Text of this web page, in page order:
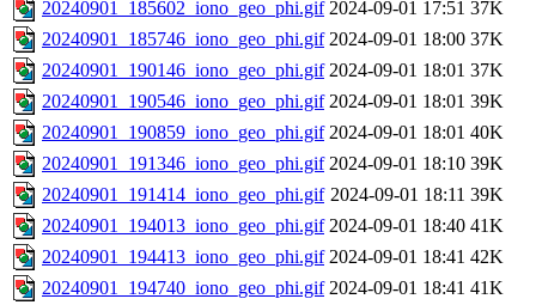
20240901_185602_iono_geo_phi.gif 2024-09-01 17:51 37K
20240901_185746_iono_geo_phi.gif 2024-09-01 18:00 37K
20240901_190146_iono_geo_phi.gif 2024-09-01 18:01 37K
20240901_190546_iono_geo_phi.gif 2024-09-01 18:01 39K
20240901_190859_iono_geo_phi.gif 2024-09-01 18:01 40K
20240901_191346_iono_geo_phi.gif 2024-09-01 18:10 39K
20240901_191414_iono_geo_phi.gif 2024-09-01 18:11 39K
20240901_194013_iono_geo_phi.gif 2024-09-01 18:40 41K
20240901_194413_iono_geo_phi.gif 2024-09-01 18:41 42K
20240901_194740_iono_geo_phi.gif 2024-09-01 18:41 41K